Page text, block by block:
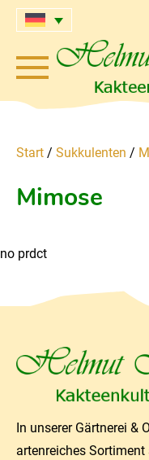
Start / Sukkulenten /
Mimose
no prdct
In unserer Gärtnerei &
artenreiches